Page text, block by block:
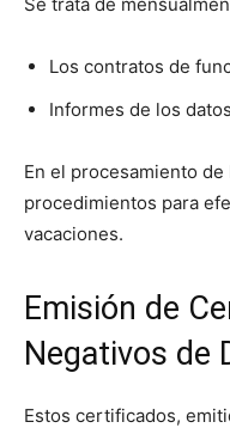
Los contratos de
Informes de los
En el procesamiento
procedimientos para
vacaciones.
Emisión de
Negativos de
Estos certificados,